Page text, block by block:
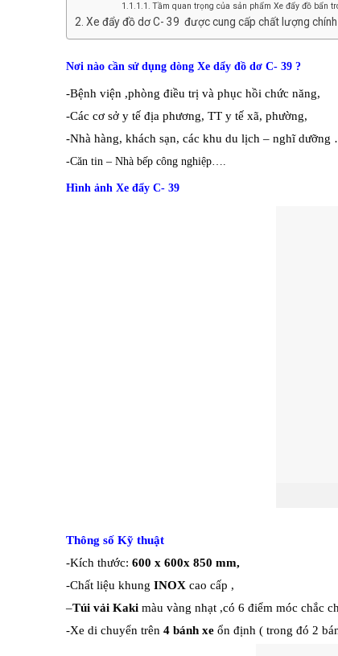
Tầm quan trọng của sản phẩm Xe đẩy đồ bẩn
Xe đẩy đồ dơ C- 39 được cung cấp chất lượng
Nơi nào cần sử dụng dòng Xe dẩy đồ dơ C- 39 ?
-Bệnh viện ,phòng điều trị và phục hồi chức năng,
-Các cơ sở y tế địa phương, TT y tế xã, phường,
-Nhà hàng, khách sạn, các khu du lịch – nghĩ dưỡng
-Căn tin – Nhà bếp công nghiệp….
Hình ảnh Xe đẩy C- 39
Thông số Kỹ thuật
-Kích thước: 600 x 600x 850 mm,
-Chất liệu khung INOX cao cấp ,
–Túi vải Kaki màu vàng nhạt ,có 6 điểm móc chắc
-Xe di chuyển trên 4 bánh xe ổn định ( trong đó 2